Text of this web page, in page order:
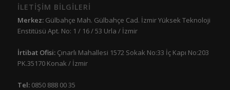
İLETİŞİM BİLGİLERİ
Merkez:Gülbahçe Mah. Gülbahçe Cad. İzmir Yüksek Teknoloji
Enstitüsü Apt. No: 1 / 16 / 53 Urla / İzmir
İrtibat Ofisi: Çınarlı Mahallesi 1572 Sokak No:33 İç Kapı No:203
PK.35170 Konak / İzmir
Tel:0850 888 00 35